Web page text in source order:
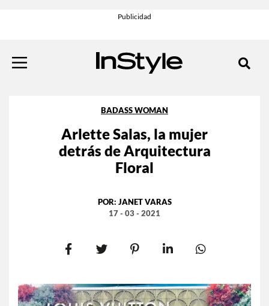
BADASS WOMAN
Arlette Salas, la mujer
detrás de Arquitectura
Floral
POR: JANET VARAS
17 - 03 - 2021